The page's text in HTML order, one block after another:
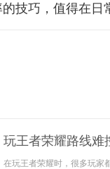
技巧，值得在日
玩王者荣耀路线难
在玩王者荣耀时，很多玩